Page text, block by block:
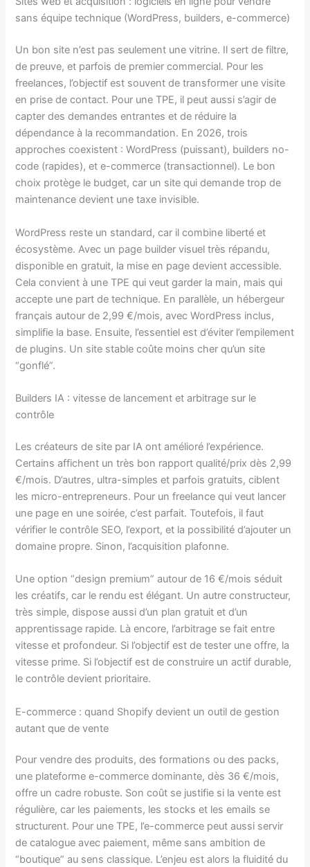
sans équipe technique (WordPress, builders, e-commerce)
Un bon site n’est pas seulement une vitrine. Il sert de filtre,
de preuve, et parfois de premier commercial. Pour les
freelances, l’objectif est souvent de transformer une visite
en prise de contact. Pour une TPE, il peut aussi s’agir de
capter des demandes entrantes et de réduire la
dépendance à la recommandation. En 2026, trois
approches coexistent : WordPress (puissant), builders no-
code (rapides), et e-commerce (transactionnel). Le bon
choix protège le budget, car un site qui demande trop de
maintenance devient une taxe invisible.
WordPress reste un standard, car il combine liberté et
écosystème. Avec un page builder visuel très répandu,
disponible en gratuit, la mise en page devient accessible.
Cela convient à une TPE qui veut garder la main, mais qui
accepte une part de technique. En parallèle, un hébergeur
français autour de 2,99 €/mois, avec WordPress inclus,
simplifie la base. Ensuite, l’essentiel est d’éviter l’empilement
de plugins. Un site stable coûte moins cher qu’un site
“gonflé”.
Builders IA : vitesse de lancement et arbitrage sur le
contrôle
Les créateurs de site par IA ont amélioré l’expérience.
Certains affichent un très bon rapport qualité/prix dès 2,99
€/mois. D’autres, ultra-simples et parfois gratuits, ciblent
les micro-entrepreneurs. Pour un freelance qui veut lancer
une page en une soirée, c’est parfait. Toutefois, il faut
vérifier le contrôle SEO, l’export, et la possibilité d’ajouter un
domaine propre. Sinon, l’acquisition plafonne.
Une option “design premium” autour de 16 €/mois séduit
les créatifs, car le rendu est élégant. Un autre constructeur,
très simple, dispose aussi d’un plan gratuit et d’un
apprentissage rapide. Là encore, l’arbitrage se fait entre
vitesse et profondeur. Si l’objectif est de tester une offre, la
vitesse prime. Si l’objectif est de construire un actif durable,
le contrôle devient prioritaire.
E-commerce : quand Shopify devient un outil de gestion
autant que de vente
Pour vendre des produits, des formations ou des packs,
une plateforme e-commerce dominante, dès 36 €/mois,
offre un cadre robuste. Son coût se justifie si la vente est
régulière, car les paiements, les stocks et les emails se
structurent. Pour une TPE, l’e-commerce peut aussi servir
de catalogue avec paiement, même sans ambition de
“boutique” au sens classique. L’enjeu est alors la fluidité du